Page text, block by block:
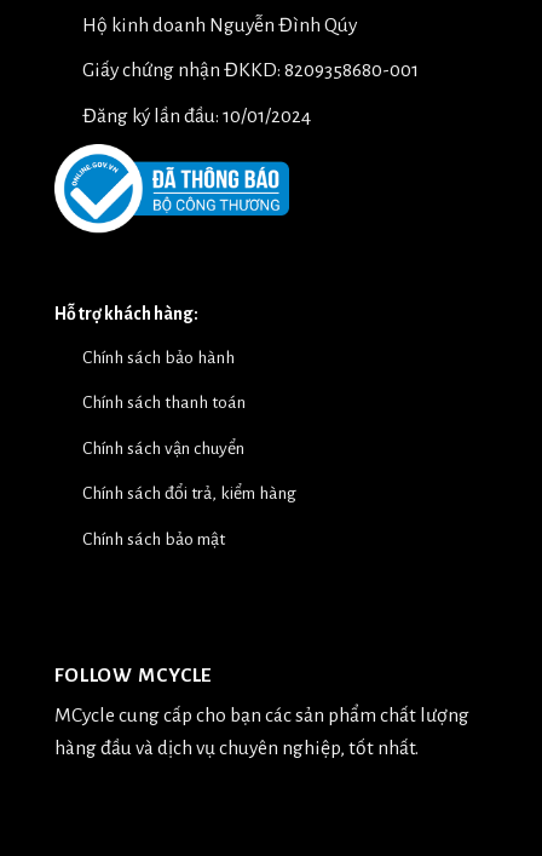
Hộ kinh doanh Nguyễn Đình Qúy
Giấy chứng nhận ĐKKD: 8209358680-001
Đăng ký lần đầu: 10/01/2024
Hỗ trợ khách hàng:
Chính sách bảo hành
Chính sách thanh toán
Chính sách vận chuyển
Chính sách đổi trả, kiểm hàng
Chính sách bảo mật
FOLLOW MCYCLE
MCycle cung cấp cho bạn các sản phẩm chất lượng
hàng đầu và dịch vụ chuyên nghiệp, tốt nhất.